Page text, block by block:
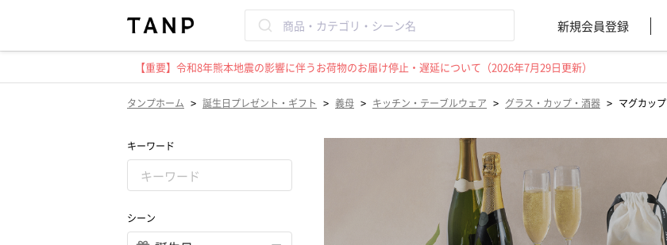
新規会員登録
【重要】令和8年熊本地震の影響に伴うお荷物のお届け停止・遅延について（2026年7月29日更新）
タンプホーム > 誕生日プレゼント・ギフト > 義母 > キッチン・テーブルウェア > グラス・カップ・酒器 > マグカップ
キーワード
シーン